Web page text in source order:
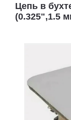
Цепь в
(0.325",1.5